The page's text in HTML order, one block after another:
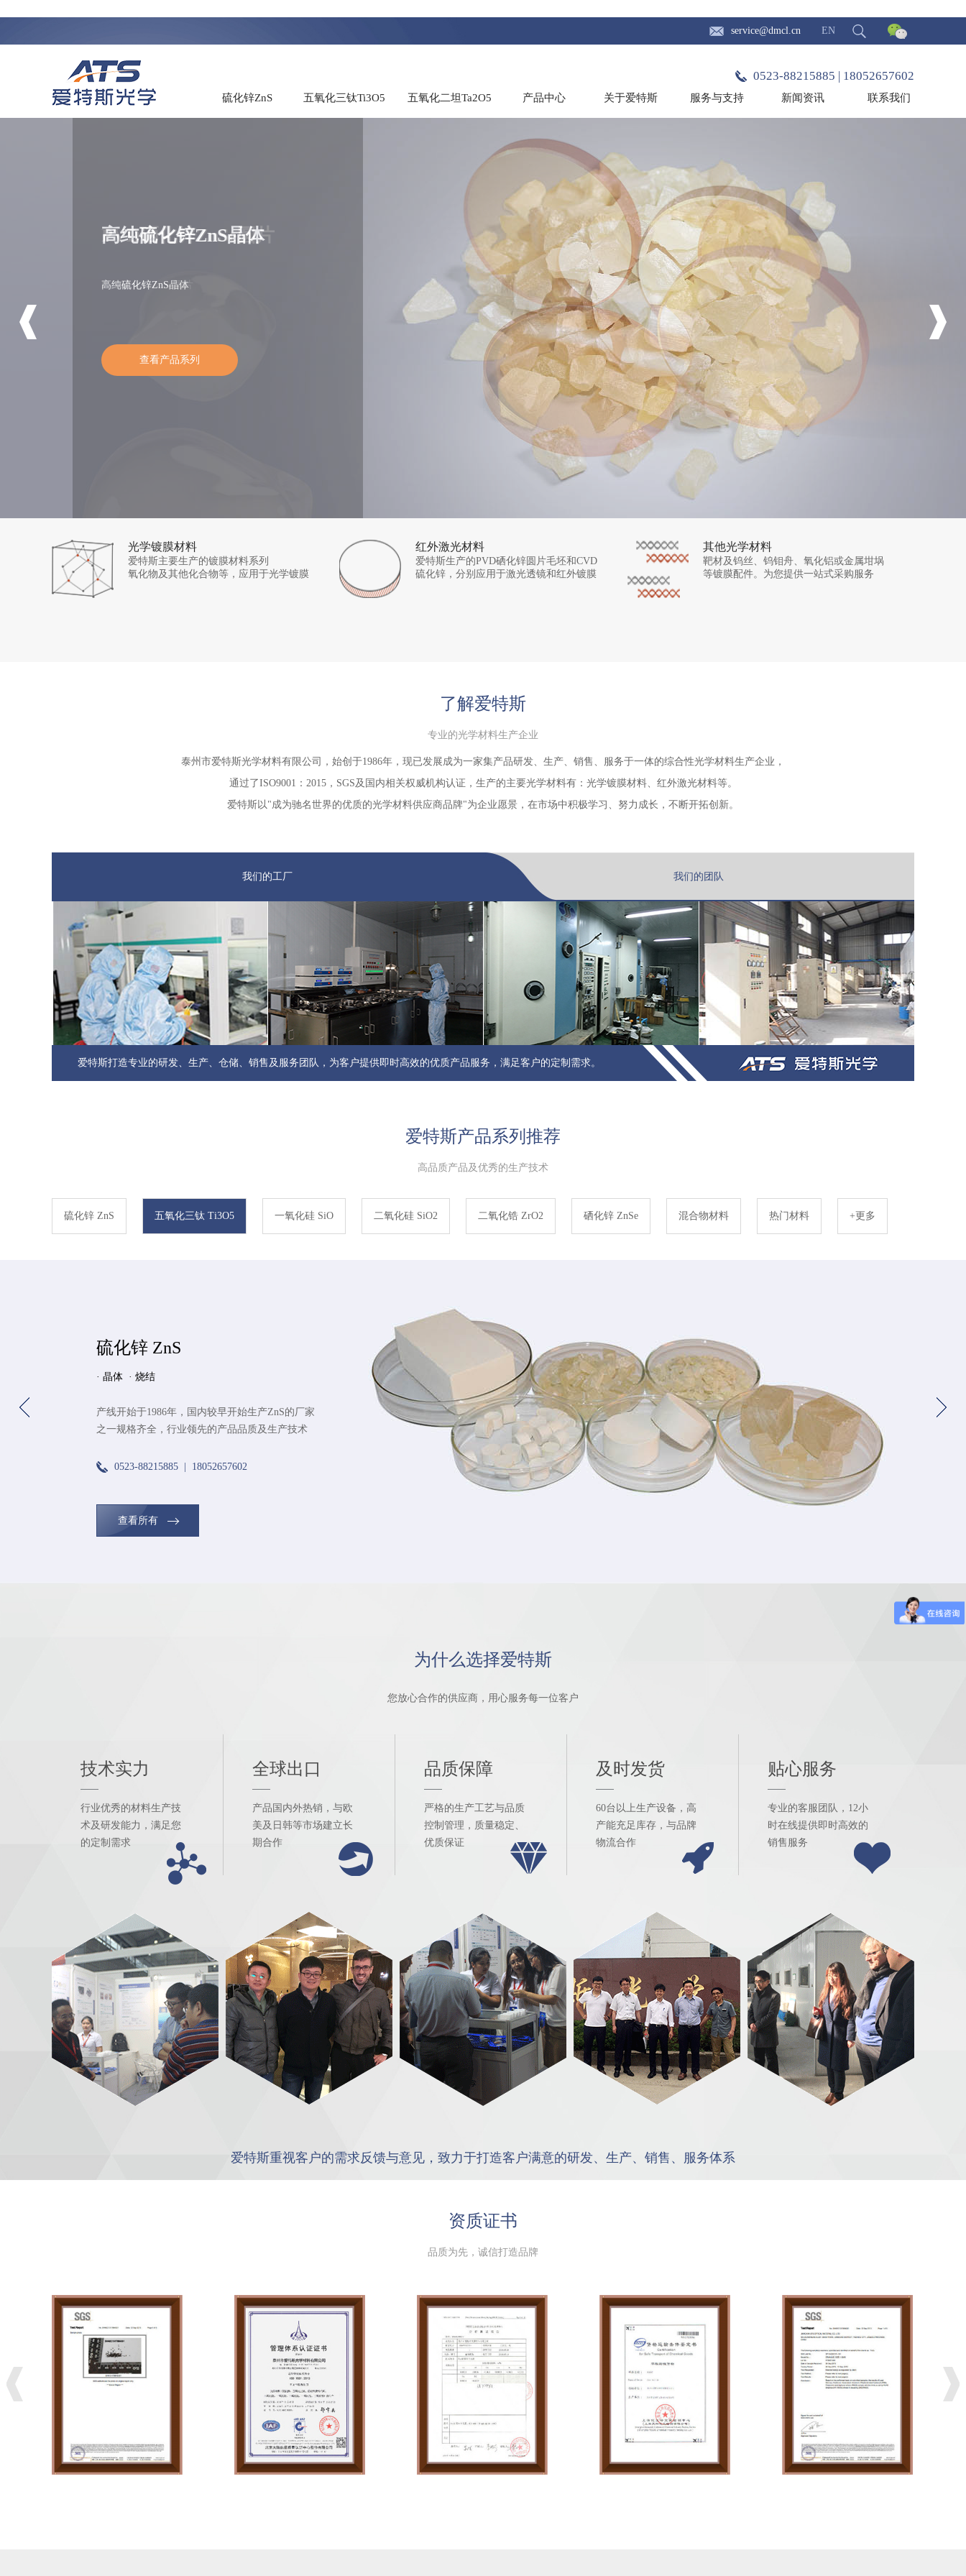
service@dmcl.cn EN
0523-88215885 | 18052657602
硫化锌ZnS 五氧化三钛Ti3O5 五氧化二坦Ta2O5 产品中心 关于爱特斯 服务与支持 新闻资讯 联系我们
高纯硫化锌ZnS晶体
高纯硫化锌ZnS晶体
查看产品系列
光学镀膜材料
爱特斯主要生产的镀膜材料系列
氧化物及其他化合物等，应用于光学镀膜
红外激光材料
爱特斯生产的PVD硒化锌圆片毛坯和CVD
硫化锌，分别应用于激光透镜和红外镀膜
其他光学材料
靶材及钨丝、钨钼舟、氧化铝或金属坩埚
等镀膜配件。为您提供一站式采购服务
了解爱特斯
专业的光学材料生产企业
泰州市爱特斯光学材料有限公司，始创于1986年，现已发展成为一家集产品研发、生产、销售、服务于一体的综合性光学材料生产企业，
通过了ISO9001：2015，SGS及国内相关权威机构认证，生产的主要光学材料有：光学镀膜材料、红外激光材料等。
爱特斯以"成为驰名世界的优质的光学材料供应商品牌"为企业愿景，在市场中积极学习、努力成长，不断开拓创新。
我们的工厂 我们的团队
爱特斯打造专业的研发、生产、仓储、销售及服务团队，为客户提供即时高效的优质产品服务，满足客户的定制需求。
爱特斯产品系列推荐
高品质产品及优秀的生产技术
硫化锌 ZnS 五氧化三钛 Ti3O5 一氧化硅 SiO 二氧化硅 SiO2 二氧化锆 ZrO2 硒化锌 ZnSe 混合物材料 热门材料 +更多
硫化锌 ZnS
· 晶体 · 烧结
产线开始于1986年，国内较早开始生产ZnS的厂家
之一规格齐全，行业领先的产品品质及生产技术
0523-88215885 | 18052657602
查看所有
为什么选择爱特斯
您放心合作的供应商，用心服务每一位客户
技术实力
行业优秀的材料生产技
术及研发能力，满足您
的定制需求
全球出口
产品国内外热销，与欧
美及日韩等市场建立长
期合作
品质保障
严格的生产工艺与品质
控制管理，质量稳定、
优质保证
及时发货
60台以上生产设备，高
产能充足库存，与品牌
物流合作
贴心服务
专业的客服团队，12小
时在线提供即时高效的
销售服务
爱特斯重视客户的需求反馈与意见，致力于打造客户满意的研发、生产、销售、服务体系
资质证书
品质为先，诚信打造品牌